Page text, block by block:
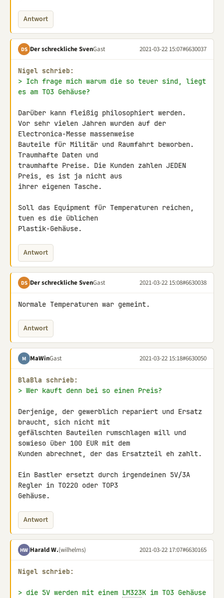
Antwort
DS Der schreckliche SvenGast 2021-03-22 15:07#6630037
Nigel schrieb:
> Ich frage mich warum die so teuer sind, liegt
es am TO3 Gehäuse?
Darüber kann fleißig philosophiert werden.
Vor sehr vielen Jahren wurden auf der
Electronica-Messe massenweise
Bauteile für Militär und Raumfahrt beworben.
Traumhafte Daten und
traumhafte Preise. Die Kunden zahlen JEDEN
Preis, es ist ja nicht aus
ihrer eigenen Tasche.
Soll das Equipment für Temperaturen reichen,
tuen es die üblichen
Plastik-Gehäuse.
Antwort
DS Der schreckliche SvenGast 2021-03-22 15:08#6630038
Normale Temperaturen war gemeint.
Antwort
M MaWinGast 2021-03-22 15:18#6630050
BlaBla schrieb:
> Wer kauft denn bei so einen Preis?
Derjenige, der gewerblich repariert und Ersatz
braucht, sich nicht mit
gefälschten Bauteilen rumschlagen will und
sowieso über 100 EUR mit dem
Kunden abrechnet, der das Ersatzteil eh zahlt.
Ein Bastler ersetzt durch irgendeinen 5V/3A
Regler in TO220 oder TOP3
Gehäuse.
Antwort
HW Harald W.(wilhelms) 2021-03-22 17:07#6630165
Nigel schrieb:
> die 5V werden mit einem LM323K im TO3 Gehäuse